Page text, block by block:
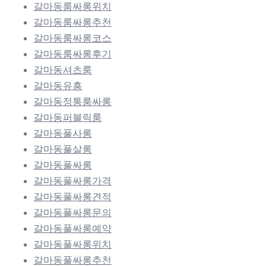
갈마동룸싸롱위치
갈마동룸싸롱추천
갈마동룸싸롱코스
갈마동룸싸롱후기
갈마동셔츠룸
갈마동유흥
갈마동정통룸싸롱
갈마동퍼블릭룸
갈마동풀사롱
갈마동풀살롱
갈마동풀싸롱
갈마동풀싸롱가격
갈마동풀싸롱견적
갈마동풀싸롱문의
갈마동풀싸롱예약
갈마동풀싸롱위치
갈마동풀싸롱추천